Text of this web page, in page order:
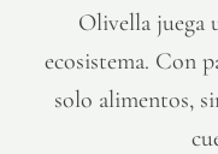
Olivella juega
ecosistema. Con
solo alimentos,